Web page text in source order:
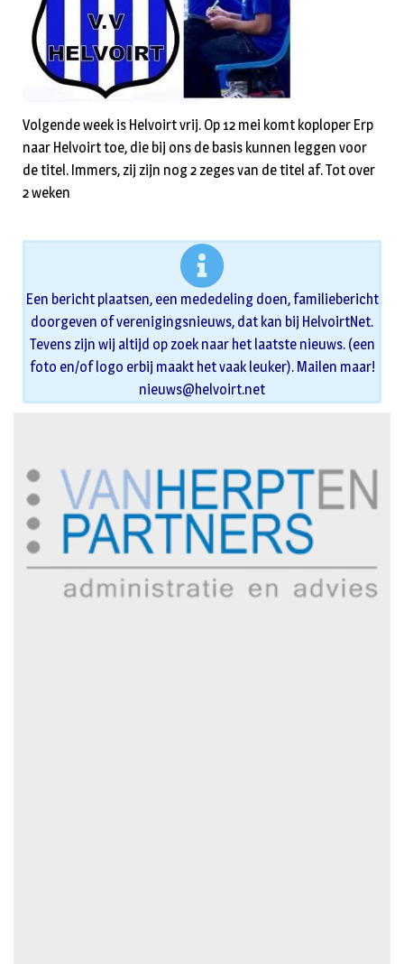
Volgende week is Helvoirt vrij. Op 12 mei komt koploper Erp
naar Helvoirt toe, die bij ons de basis kunnen leggen voor
de titel. Immers, zij zijn nog 2 zeges van de titel af. Tot over
2 weken
Een bericht plaatsen, een mededeling doen, familiebericht
doorgeven of verenigingsnieuws, dat kan bij HelvoirtNet.
Tevens zijn wij altijd op zoek naar het laatste nieuws. (een
foto en/of logo erbij maakt het vaak leuker). Mailen maar!
nieuws@helvoirt.net